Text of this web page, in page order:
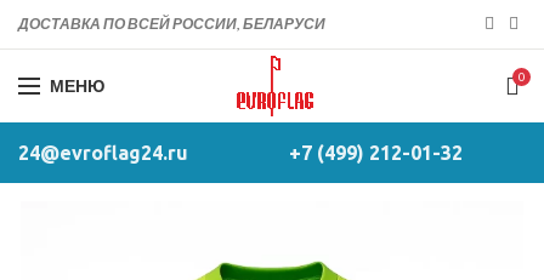
ДОСТАВКА ПО ВСЕЙ РОССИИ, БЕЛАРУСИ
МЕНЮ 0
24@evroflag24.ru +7 (499) 212-01-32